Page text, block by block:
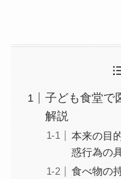
子ども食堂で
解説
本来の目
惑行為の
食べ物の